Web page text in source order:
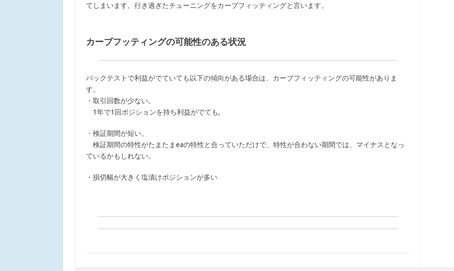
てしまいます。行き過ぎたチューニングをカーブフィッティングと言います。
カーブフッティングの可能性のある状況
バックテストで利益がでていても以下の傾向がある場合は、カーブフィッティングの可能性がありま
す。
・取引回数が少ない。
1年で1回ポジションを持ち利益がでても,
・検証期間が短い。
検証期間の特性がたまたまeaの特性と合っていただけで、特性が合わない期間では、マイナスとなっ
ているかもしれない。
・損切幅が大きく塩漬けポジションが多い